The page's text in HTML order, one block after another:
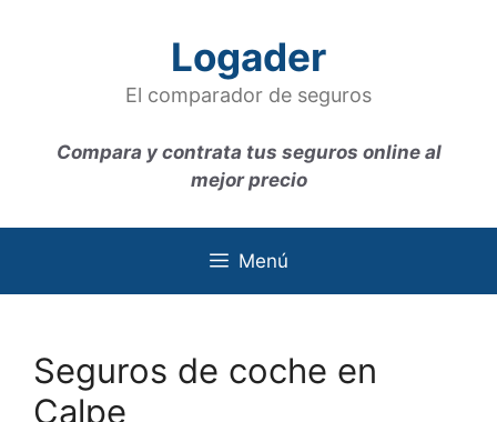
Logader
El comparador de seguros
Compara y contrata tus seguros online al
mejor precio
Menú
Seguros de coche en
Calpe